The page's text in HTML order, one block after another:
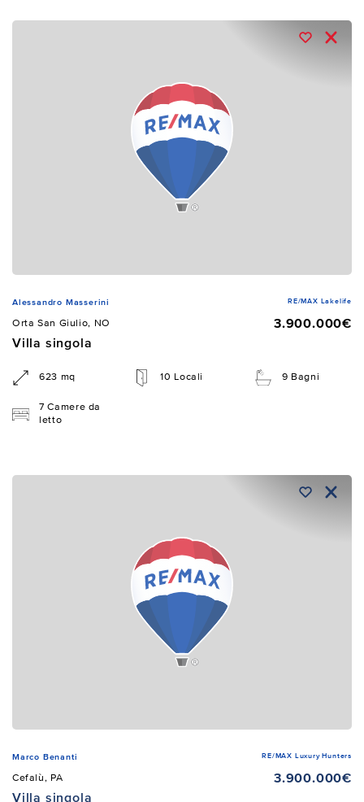
Alessandro Masserini RE/MAX Lakelife
Orta San Giulio, NO
3.900.000€
Villa singola
623 mq 10 Locali 9 Bagni
7 Camere da
letto
Marco Benanti RE/MAX Luxury Hunters
Cefalù, PA
3.900.000€
Villa singola